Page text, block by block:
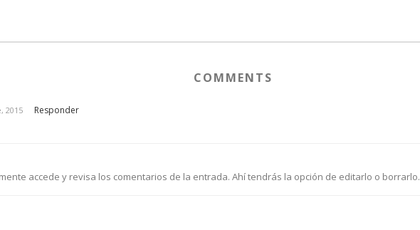
COMMENTS
2015 Responder
accede y revisa los comentarios de la entrada. Ahí tendrás la opción de editarlo o borrarlo.